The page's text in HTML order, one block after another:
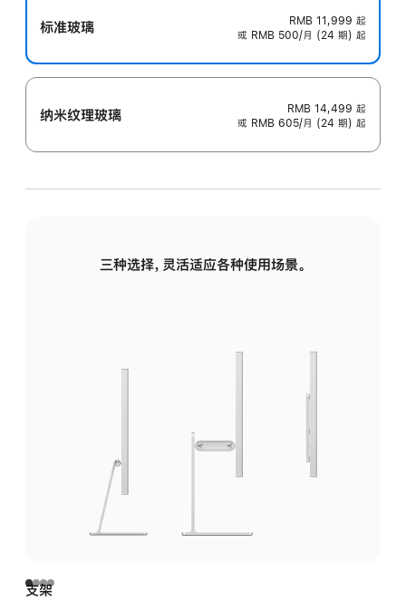
标准玻璃 RMB 11,999 起
或 RMB 500/月 (24 期) 起
纳米纹理玻璃 RMB 14,499 起
或 RMB 605/月 (24 期) 起
三种选择，灵活适应各种使用场景。
支架